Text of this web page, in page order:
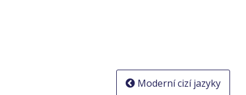
Navigace
Moderní cizí jazyky